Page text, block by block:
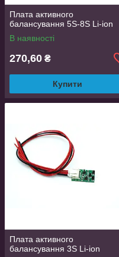
Плата активного
балансування 5S-8S Li-ion
В наявності
270,60 ₴
Купити
Плата активного
балансування 3S Li-ion